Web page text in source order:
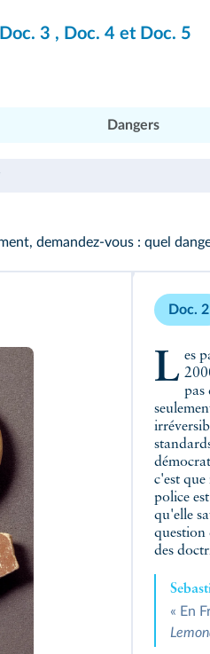
Doc. 3 , Doc. 4 et Doc. 5
Dangers
demandez-vous : quel
Doc. 2
Les pays du Nord ont mené une réflexion en profondeur à partir des années
pas
c'est
police
qu'elle
question
des
« En